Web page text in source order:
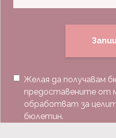
Желая да получавам
предоставените от
обработват за
бюлетин.